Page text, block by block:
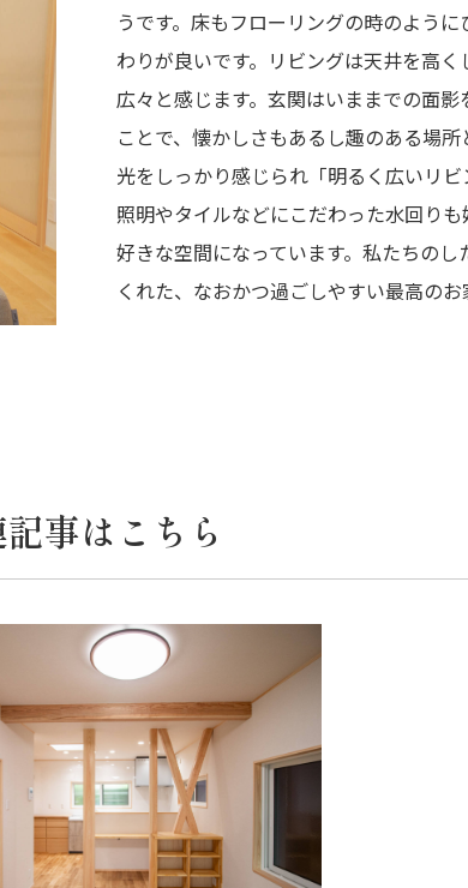
うです。床もフローリングの時のよう
わりが良いです。リビングは天井を高
広々と感じます。玄関はいままでの面
ことで、懐かしさもあるし趣のある場
光をしっかり感じられ「明るく広いリビ
照明やタイルなどにこだわった水回り
好きな空間になっています。私たちのし
くれた、なおかつ過ごしやすい最高のお
事はこちら